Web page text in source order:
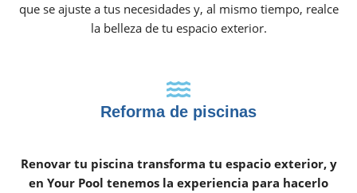
que se ajuste a tus necesidades y, al mismo tiempo, realce
la belleza de tu espacio exterior.
Reforma de piscinas
Renovar tu piscina transforma tu espacio exterior, y
en Your Pool tenemos la experiencia para hacerlo